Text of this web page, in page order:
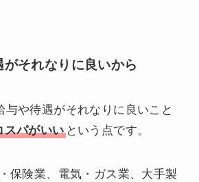
それなりに良いから
与や待遇がそれなりに良いこと
スパがいいという点です。
保険業、電気・ガス業、大手製